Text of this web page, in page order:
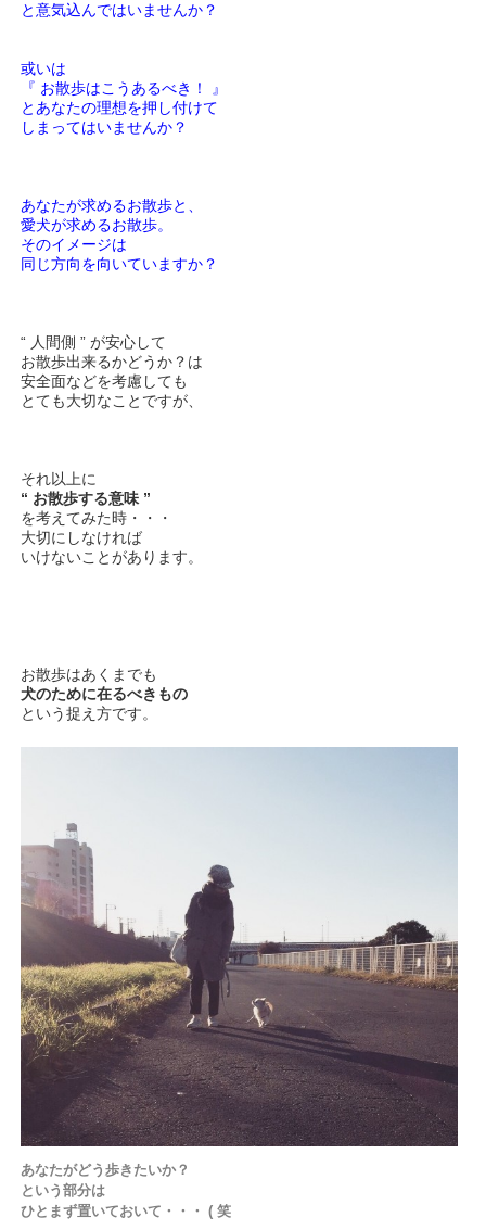
と意気込んではいませんか？
或いは
『 お散歩はこうあるべき！ 』
とあなたの理想を押し付けて
しまってはいませんか？
あなたが求めるお散歩と、
愛犬が求めるお散歩。
そのイメージは
同じ方向を向いていますか？
“ 人間側 ” が安心して
お散歩出来るかどうか？は
安全面などを考慮しても
とても大切なことですが、
それ以上に
“ お散歩する意味 ”
を考えてみた時・・・
大切にしなければ
いけないことがあります。
お散歩はあくまでも
犬のために在るべきもの
という捉え方です。
あなたがどう歩きたいか？
という部分は
ひとまず置いておいて・・・ ( 笑